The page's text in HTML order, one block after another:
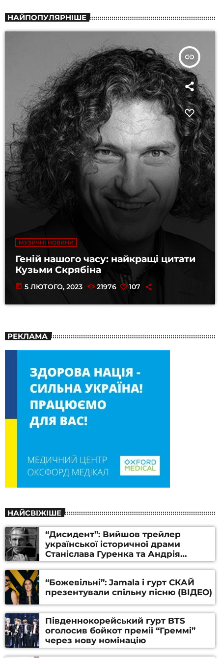
НАЙПОПУЛЯРНІШЕ
insert_link
МУЗИЧНІ НОВИНИ
Геній нашого часу: найкращі цитати
Кузьми Скрябіна
today 5 ЛЮТОГО, 2023 21976 107
РЕКЛАМА
НАЙСВІЖІШЕ
“Дисидент”: Вийшов трейлер
української історичної драми
Станіслава Гуренка та Андрія
Алфьорова (ВІДЕО)
“Божевільні”: Jamala і гурт СКАЙ
презентували спільну пісню (ВІДЕО)
Південнокорейський гурт BTS
оголосив бойкот премії “Греммі”
через нову номінацію